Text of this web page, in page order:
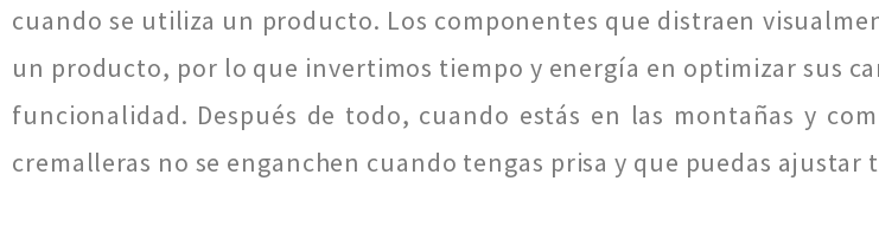
cuando se utiliza un producto. Los componentes que distraen
un producto, por lo que invertimos tiempo y energía en optimizar sus
funcionalidad. Después de todo, cuando estás en las montañas y
cremalleras no se enganchen cuando tengas prisa y que puedas ajustar